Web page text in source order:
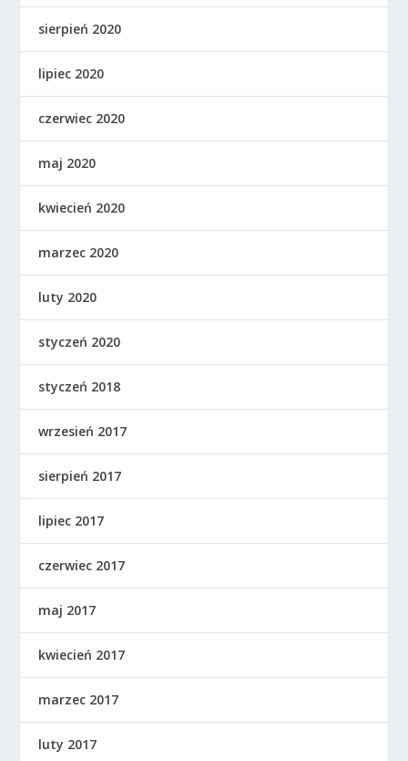
sierpień 2020
lipiec 2020
czerwiec 2020
maj 2020
kwiecień 2020
marzec 2020
luty 2020
styczeń 2020
styczeń 2018
wrzesień 2017
sierpień 2017
lipiec 2017
czerwiec 2017
maj 2017
kwiecień 2017
marzec 2017
luty 2017